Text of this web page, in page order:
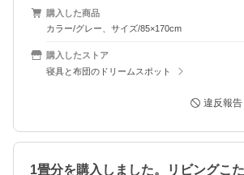
購入した商品
カラー/グレー、サイズ/85×170cm
購入したストア
寝具と布団のドリームスポット
違反報告